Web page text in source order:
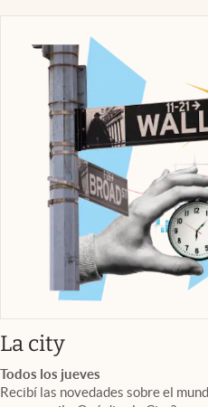
La cityabre en nueva
Todos los jueves
Recibí las novedades sobre el